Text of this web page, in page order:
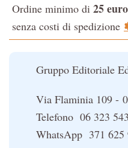
La Cabala
Il potere del serpente
Ordine minimo di 25 euro
senza costi di spedizione
Gruppo Editoriale
Via Flaminia 109 -
Telefono 06 323
WhatsApp 371 625